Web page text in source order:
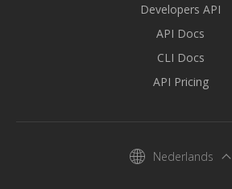
Developers API
API Docs
CLI Docs
API Pricing
Nederlands